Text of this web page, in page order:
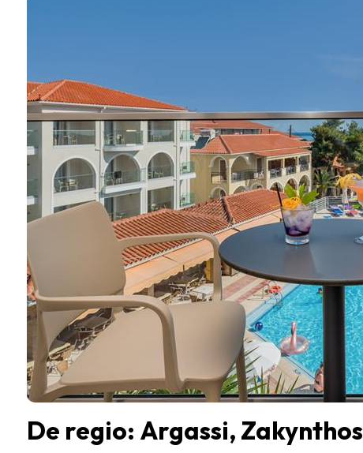
De regio: Argassi, Zakynthos